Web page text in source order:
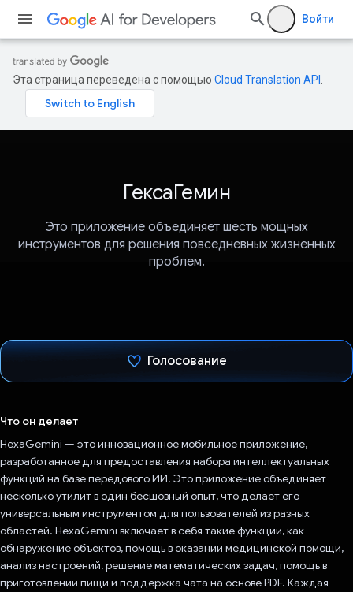
Войти
Эта страница переведена с помощью Cloud Translation API
ГексаГемин
Это приложение объединяет шесть мощных
инструментов для решения повседневных жизненных
проблем.
Голосование
Что он делает
HexaGemini — это инновационное мобильное приложение,
разработанное для предоставления набора интеллектуальных
функций на базе передового ИИ. Это приложение объединяет
несколько утилит в один бесшовный опыт, что делает его
универсальным инструментом для пользователей из разных
областей. HexaGemini включает в себя такие функции, как
обнаружение объектов, помощь в оказании медицинской помощи,
анализ настроений, решение математических задач, помощь в
приготовлении пищи и поддержка чата на основе PDF. Каждая